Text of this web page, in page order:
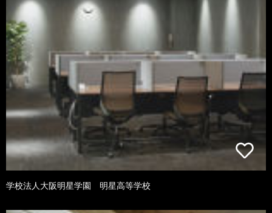
学校法人大阪明星学園 明星高等学校